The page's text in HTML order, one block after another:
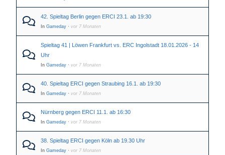
42. Spieltag Berlin gegen ERCI 23.1. ab 19:30
In Gameday · vor 7 Monaten
Spieltag 41 | Löwen Frankfurt vs. ERC Ingolstadt 18.01.2026 - 14
Uhr
In Gameday · vor 7 Monaten
40. Spieltag ERCI gegen Straubing 16.1. ab 19:30
In Gameday · vor 7 Monaten
Nürnberg gegen ERCI 11.1. ab 16:30
In Gameday · vor 7 Monaten
38. Spieltag ERCI gegen Köln ab 19.30 Uhr
In Gameday · vor 7 Monaten